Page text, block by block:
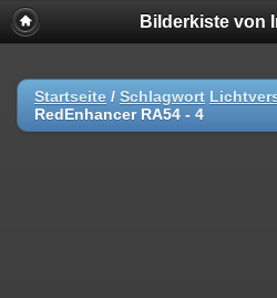
Bilderkiste von
Startseite / Schlagwort
RedEnhancer RA54 - 4